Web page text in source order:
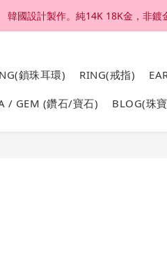
加入官網
韓國設計製作。純14K 18K金，非
鎖珠耳環) RING(戒指)
/ GEM (鑽石/寶石) BLOG(珠